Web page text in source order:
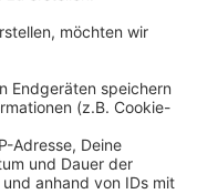
auf dem
ist wie
durchs Dorf. Je